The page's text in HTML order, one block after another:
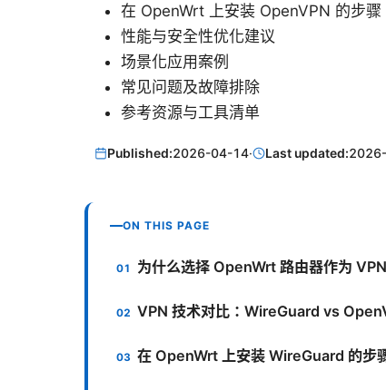
在 OpenWrt 上安装 OpenVPN 的步骤
性能与安全性优化建议
场景化应用案例
常见问题及故障排除
参考资源与工具清单
Published:2026-04-14· Last updated:
ON THIS PAGE
为什么选择 OpenWrt 路由器作为
VPN 技术对比：WireGuard vs
在 OpenWrt 上安装 WireGuard 的步